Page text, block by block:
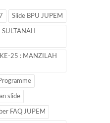
Slide BPU JUPEM
25 : MANZILAH
slide
FAQ JUPEM